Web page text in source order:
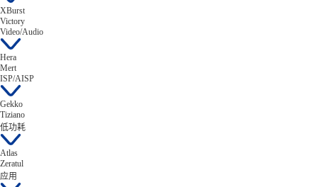
XBurst
Victory
Video/Audio
Hera
Mert
ISP/AISP
Gekko
Tiziano
低功耗
Atlas
Zeratul
应用